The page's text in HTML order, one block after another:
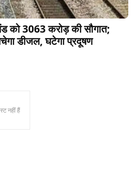
को 3063 करोड़ की सौगात;
डीजल, घटेगा प्रदूषण
नहीं हैं